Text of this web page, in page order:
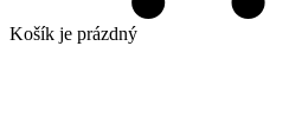
Košík je prázdný